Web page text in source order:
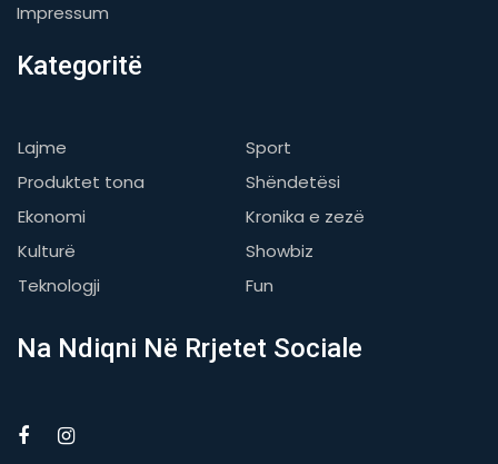
Impressum
Kategoritë
Lajme
Sport
Produktet tona
Shëndetësi
Ekonomi
Kronika e zezë
Kulturë
Showbiz
Teknologji
Fun
Na Ndiqni Në Rrjetet Sociale